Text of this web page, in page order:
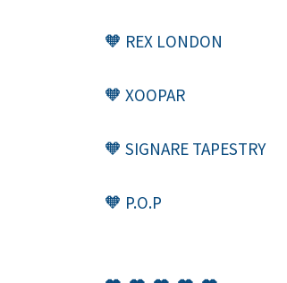
🧡 REX LONDON
🧡 XOOPAR
🧡 SIGNARE TAPESTRY
🧡 P.O.P